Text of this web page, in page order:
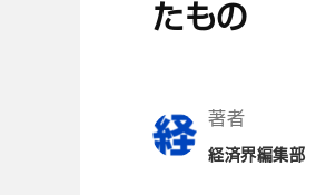
たもの
著者
経済界編集部